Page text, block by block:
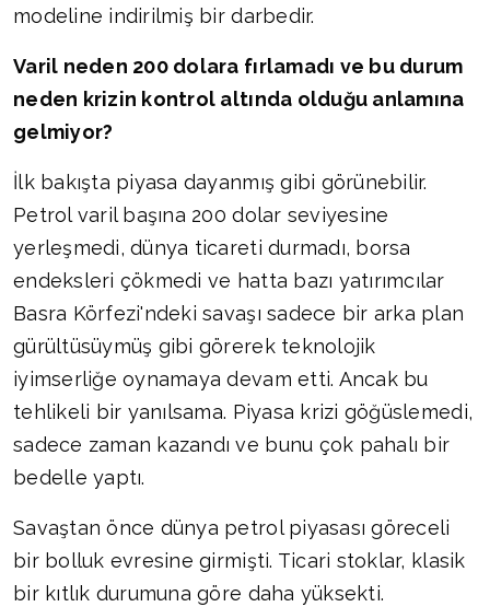
modeline indirilmiş bir darbedir.
Varil neden 200 dolara fırlamadı ve bu durum
neden krizin kontrol altında olduğu anlamına
gelmiyor?
İlk bakışta piyasa dayanmış gibi görünebilir.
Petrol varil başına 200 dolar seviyesine
yerleşmedi, dünya ticareti durmadı, borsa
endeksleri çökmedi ve hatta bazı yatırımcılar
Basra Körfezi'ndeki savaşı sadece bir arka plan
gürültüsüymüş gibi görerek teknolojik
iyimserliğe oynamaya devam etti. Ancak bu
tehlikeli bir yanılsama. Piyasa krizi göğüslemedi,
sadece zaman kazandı ve bunu çok pahalı bir
bedelle yaptı.
Savaştan önce dünya petrol piyasası göreceli
bir bolluk evresine girmişti. Ticari stoklar, klasik
bir kıtlık durumuna göre daha yüksekti.